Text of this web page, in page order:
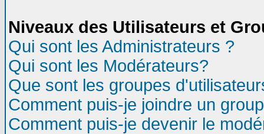
Niveaux des Utilisateurs et
Qui sont les Administrateurs ?
Qui sont les Modérateurs?
Que sont les groupes
Comment puis-je joindre un
Comment puis-je devenir le